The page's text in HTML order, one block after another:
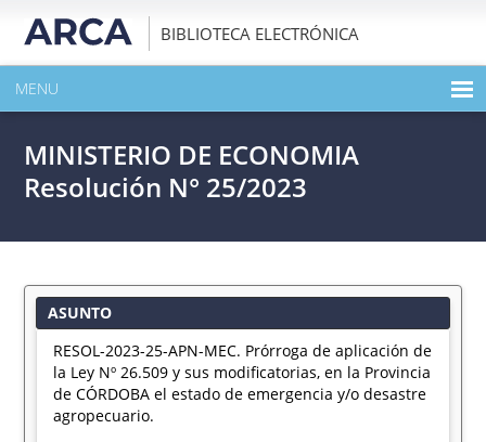
BIBLIOTECA ELECTRÓNICA
MENU
EXPANDIR TODO EL CONTENIDO DE LA PUBLICACIÓN
MINISTERIO DE ECONOMIA
Resolución N° 25/2023
ASUNTO
RESOL-2023-25-APN-MEC. Prórroga de aplicación de
la Ley Nº 26.509 y sus modificatorias, en la Provincia
de CÓRDOBA el estado de emergencia y/o desastre
agropecuario.